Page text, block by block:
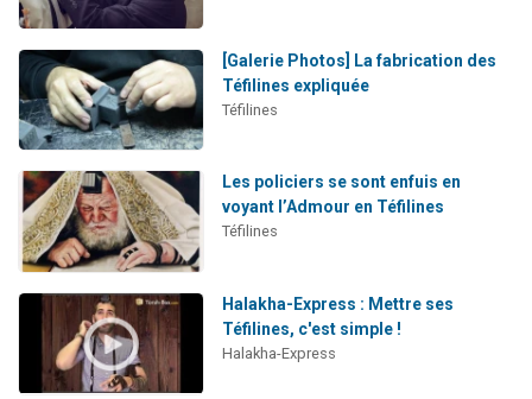
[Galerie Photos] La fabrication des
Téfilines expliquée
Téfilines
Les policiers se sont enfuis en
voyant l’Admour en Téfilines
Téfilines
Halakha-Express : Mettre ses
Téfilines, c'est simple !
Halakha-Express